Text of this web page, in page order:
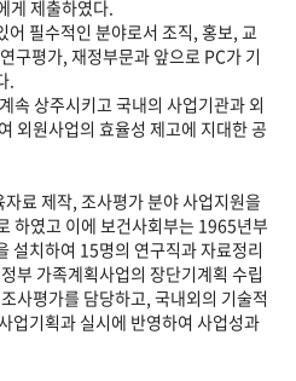
게 제출하였다.
어 필수적인 분야로서 조직, 홍보, 교
구평가, 재정부문과 앞으로 PC가 기
.
속 상주시키고 국내의 사업기관과 외
외원사업의 효율성 제고에 지대한 공
료 제작, 조사평가 분야 사업지원을
하였고 이에 보건사회부는 1965년부
설치하여 15명의 연구직과 자료정리
부 가족계획사업의 장단기계획 수립
사평가를 담당하고, 국내외의 기술적
업기획과 실시에 반영하여 사업성과